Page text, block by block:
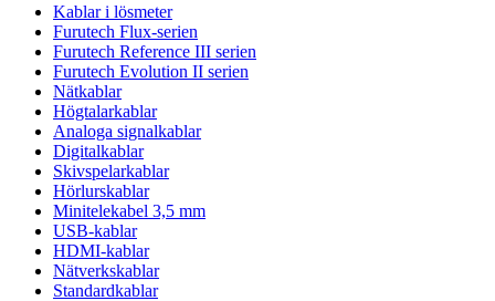
Kablar i lösmeter
Furutech Flux-serien
Furutech Reference III serien
Furutech Evolution II serien
Nätkablar
Högtalarkablar
Analoga signalkablar
Digitalkablar
Skivspelarkablar
Hörlurskablar
Minitelekabel 3,5 mm
USB-kablar
HDMI-kablar
Nätverkskablar
Standardkablar